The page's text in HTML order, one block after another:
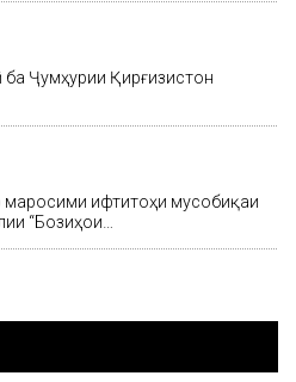
Ҷумҳурии Қирғизистон
маросими ифтитоҳи мусобиқаи
“Бозиҳои…